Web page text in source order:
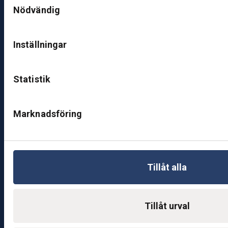
Nödvändig
Inställningar
Statistik
Marknadsföring
Tillåt alla
Tillåt urval
0
1
0
B
ik
S
v